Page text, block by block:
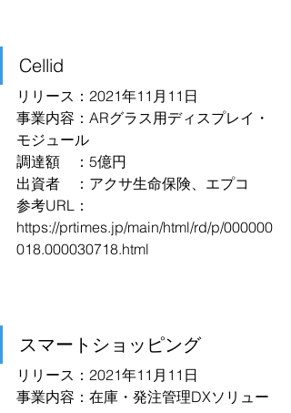
Cellid
リリース：2021年11月11日
事業内容：ARグラス用ディスプレイ・
モジュール
調達額　：5億円
出資者　：アクサ生命保険、エプコ
参考URL：
https://prtimes.jp/main/html/rd/p/000000
018.000030718.html
スマートショッピング
リリース：2021年11月11日
事業内容：在庫・発注管理DXソリュー